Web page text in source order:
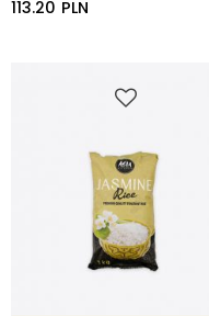
113.20 PLN